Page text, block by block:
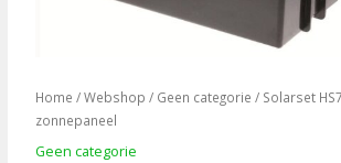
Home /Webshop / Geen categorie / Solarset
zonnepaneel
Geen categorie